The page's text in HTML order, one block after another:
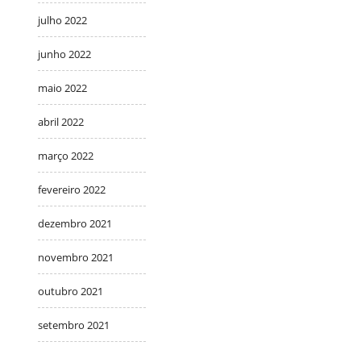
julho 2022
junho 2022
maio 2022
abril 2022
março 2022
fevereiro 2022
dezembro 2021
novembro 2021
outubro 2021
setembro 2021